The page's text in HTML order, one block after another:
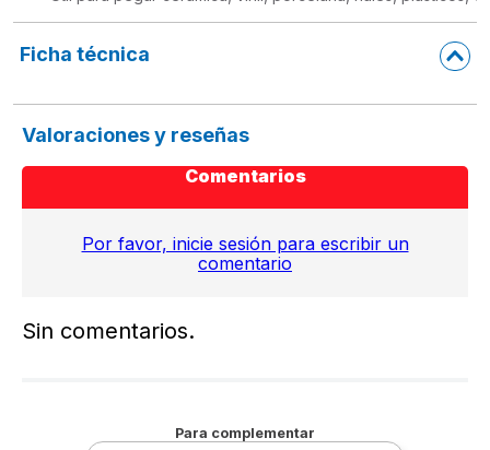
Ficha técnica
Valoraciones y reseñas
Comentarios
Por favor, inicie sesión para escribir un
comentario
Sin comentarios.
Para complementar